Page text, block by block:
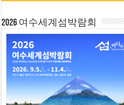
2026 여수세계섬박람회